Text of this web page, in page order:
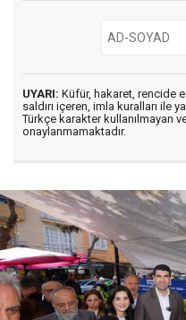
UYARI: Küfür, hakaret, rencide
saldırı içeren, imla kuralları ile
Türkçe karakter kullanılmayan
onaylanmamaktadır.